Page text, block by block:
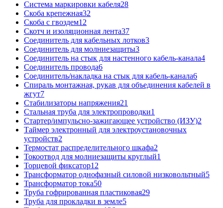
Система маркировки кабеля28
Скоба крепежная32
Скоба с гвоздем12
Скотч и изоляционная лента37
Соединитель для кабельных лотков3
Соединитель для молниезащиты3
Соединитель на стык для настенного кабель-канала4
Соединитель провода6
Соединитель/накладка на стык для кабель-канала6
Спираль монтажная, рукав для объединения кабелей в
жгут7
Стабилизаторы напряжения21
Стальная труба для электропроводки1
Стартер/импульсно-зажигающее устройство (ИЗУ)2
Таймер электронный для электроустановочных
устройств2
Термостат распределительного шкафа2
Токоотвод для молниезащиты круглый1
Торцевой фиксатор12
Трансформатор однофазный силовой низковольтный5
Трансформатор тока50
Труба гофрированная пластиковая29
Труба для прокладки в земле5